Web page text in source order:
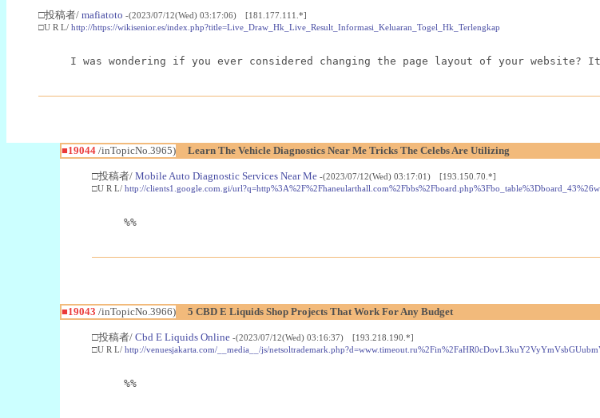
□投稿者/ mafiatoto -(2023/07/12(Wed) 03:17:06) [181.177.111.*]
□U R L/ http://https://wikisenior.es/index.php?title=Live_Draw_Hk_Live_Result_Informasi_Keluaran_Togel_Hk_Terlengkap
I was wondering if you ever considered changing the page layout of your
■19044/inTopicNo.3965) Learn The Vehicle Diagnostics Near Me Tricks The Celebs Are Utilizing
□投稿者/ Mobile Auto Diagnostic Services Near Me -(2023/07/12(Wed) 03:17:01) [193.150.70.*]
□U R L/ http://clients1.google.com.gi/
%%
■19043 /inTopicNo.3966) 5 CBD E Liquids Shop Projects That Work For Any Budget
□投稿者/ Cbd E Liquids Online -(2023/07/12(Wed) 03:16:37) [193.218.190.*]
□U R L/ http://venuesjakarta.com/__media__/js/
%%